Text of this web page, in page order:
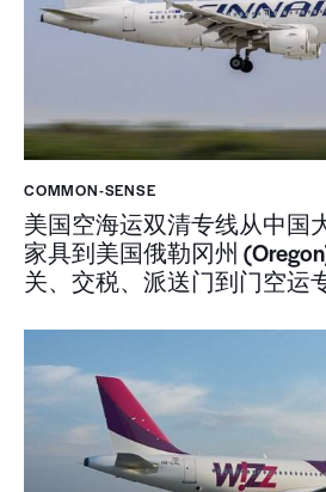
COMMON-SENSE
美国空海运双清专线从中国
家具到美国俄勒冈州
关、交税、派送门到门空运